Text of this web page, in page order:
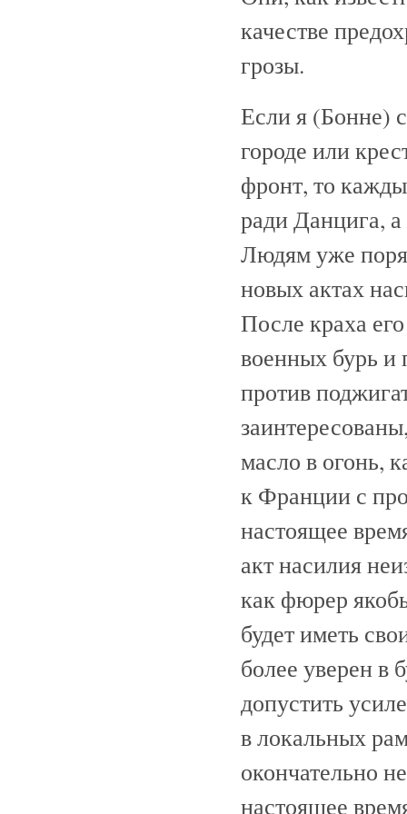
качестве
грозы.
Если я (Бонне)
городе или
фронт, то
ради Данцига,
Людям уже
новых актах
После краха
военных бурь и
против
масло в огонь,
к Франции с
настоящее
акт насилия
как фюрер
будет иметь
более уверен в
допустить
в локальных
окончательно
настоящее